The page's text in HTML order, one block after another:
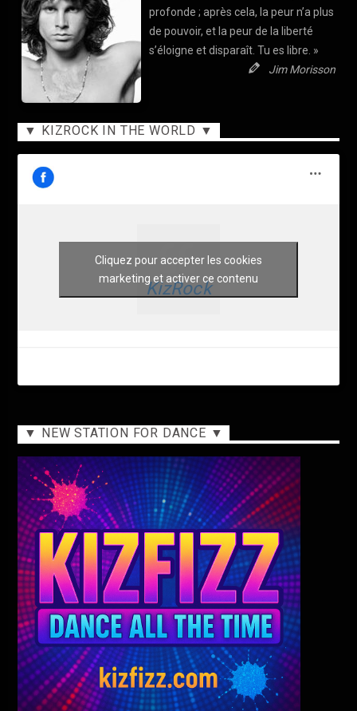
profonde ; après cela, la peur n’a plus
de pouvoir, et la peur de la liberté
s’éloigne et disparaît. Tu es libre. »
Jim Morisson
▼ KIZROCK IN THE WORLD ▼
KizRock
Cliquez pour accepter les cookies
marketing et activer ce contenu
▼ NEW STATION FOR DANCE ▼